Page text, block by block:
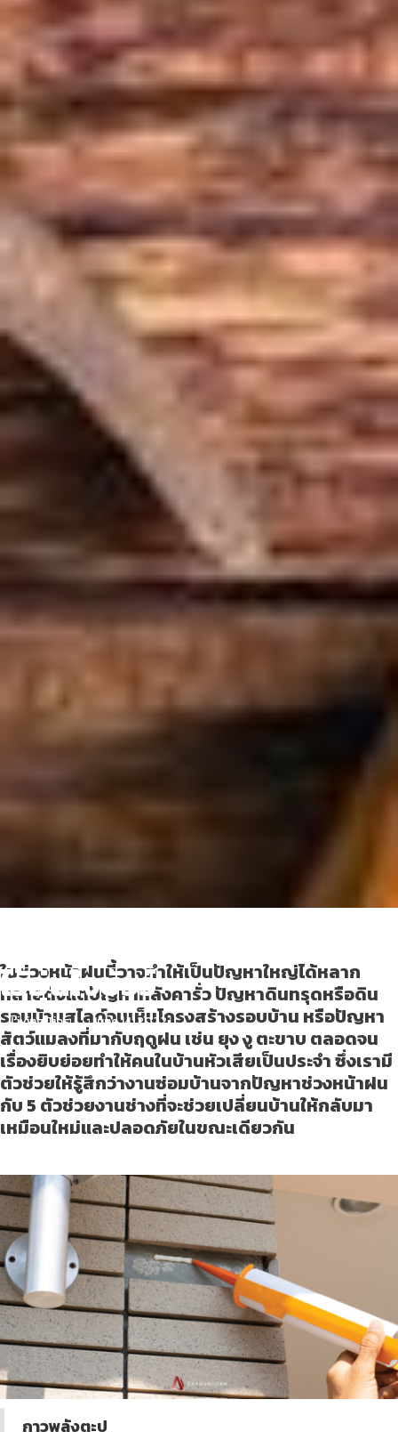
ไว้อุ่นใจชัวร์
Living Tips June 14, 2022
ในช่วงหน้าฝนนี้อาจทำให้เป็นปัญหาใหญ่ได้หลาก
หลายตั้งแต่ปัญหาหลังคารั่ว ปัญหาดินทรุดหรือดิน
รอบบ้านสไลด์จนเห็นโครงสร้างรอบบ้าน หรือปัญหา
สัตว์แมลงที่มากับฤดูฝน เช่น ยุง งู ตะขาบ ตลอดจน
เรื่องยิบย่อยทำให้คนในบ้านหัวเสียเป็นประจำ ซึ่งเรามี
ตัวช่วยให้รู้สึกว่างานซ่อมบ้านจากปัญหาช่วงหน้าฝน
กับ 5 ตัวช่วยงานช่างที่จะช่วยเปลี่ยนบ้านให้กลับมา
เหมือนใหม่และปลอดภัยในขณะเดียวกัน
กาวพลังตะปู